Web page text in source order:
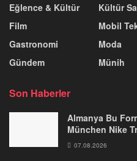
Eğlence & Kültür
Film
Gastronomi
Gündem
Kültür
Mobil
Moda
Münih
Son Haberler
Almanya Bu
München Nike
07.08.2026